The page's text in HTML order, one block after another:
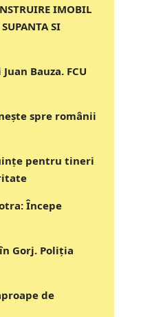
IMOBIL
SI
Bauza. FCU
spre românii
pentru tineri
Începe
Gorj. Poliția
de